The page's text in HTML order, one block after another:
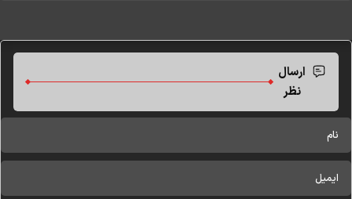
ارسال
نظر